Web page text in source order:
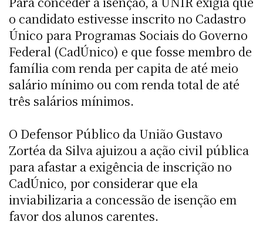
o candidato estivesse inscrito no Cadastro
Único para Programas Sociais do Governo
Federal (CadÚnico) e que fosse membro de
família com renda per capita de até meio
salário mínimo ou com renda total de até
três salários mínimos.
O Defensor Público da União Gustavo
Zortéa da Silva ajuizou a ação civil pública
para afastar a exigência de inscrição no
CadÚnico, por considerar que ela
inviabilizaria a concessão de isenção em
favor dos alunos carentes.